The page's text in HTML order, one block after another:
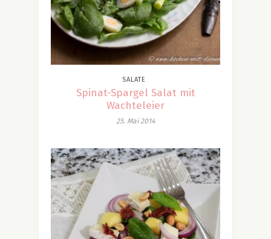
SALATE
Spinat-Spargel Salat mit
Wachteleier
25. Mai 2014